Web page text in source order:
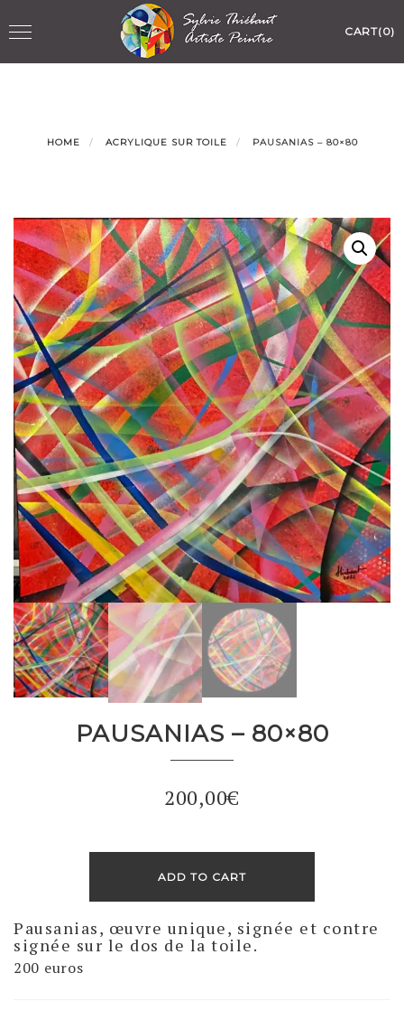
to
content
Toggle CART(0)
HOME ACRYLIQUE SUR TOILE PAUSANIAS – 80×80
PAUSANIAS – 80×80
200,00€
ADD TO CART
Pausanias, œuvre unique, signée et contre
signée sur le dos de la toile.
200 euros